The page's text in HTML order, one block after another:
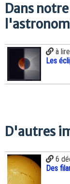
Dans
à
Les
D'autres
6
Des